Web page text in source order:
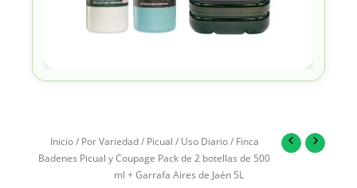
Inicio/ Por Variedad/ Picual / Uso Diario/ Finca
Badenes Picual y Coupage Pack de 2 botellas de 500
ml + Garrafa Aires de Jaén 5L